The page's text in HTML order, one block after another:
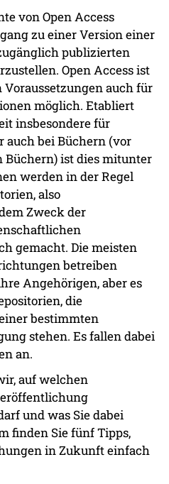
von Open Access
zu einer Version einer
publizierten
Open Access ist
auch für
möglich. Etabliert
insbesondere für
auch bei Büchern (vor
ist dies mitunter
werden in der Regel
also
Zweck der
gemacht. Die meisten
betreiben
Angehörigen, aber es
die
bestimmten
stehen. Es fallen dabei
an.
auf welchen
und was Sie dabei
finden Sie fünf Tipps,
in Zukunft einfach